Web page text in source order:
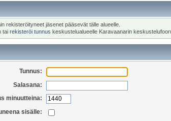
rekisteröityneet jäsenet pääsevät tälle alueelle.
tai rekisteröi tunnus keskustelualueelle Karavaanarin
Tunnus:
Salasana:
minuutteina:
sisälle: